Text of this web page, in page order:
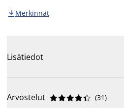
 Merkinnät
Lisätiedot
Arvostelut 




 (31)